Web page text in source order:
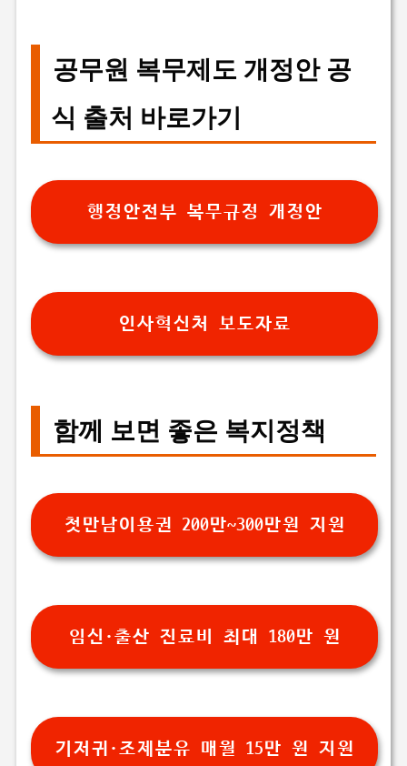
공무원 복무제도 개정안 공
식 출처 바로가기
행정안전부 복무규정 개정안
인사혁신처 보도자료
함께 보면 좋은 복지정책
첫만남이용권 200만~300만원 지원
임신·출산 진료비 최대 180만 원
기저귀·조제분유 매월 15만 원 지원